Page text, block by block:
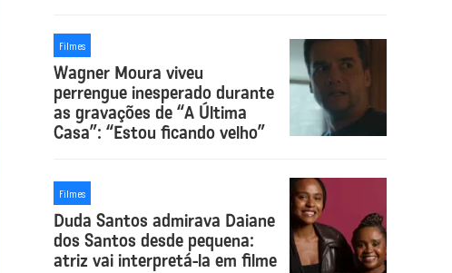
Filmes
Wagner Moura viveu
perrengue inesperado durante
as gravações de “A Última
Casa”: “Estou ficando velho”
Filmes
Duda Santos admirava Daiane
dos Santos desde pequena:
atriz vai interpretá-la em filme